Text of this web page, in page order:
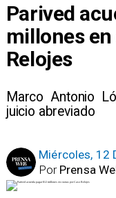
Parived
millones
Relojes
Marco Antonio
juicio abreviado
Miércoles, 12
Prensa
Por